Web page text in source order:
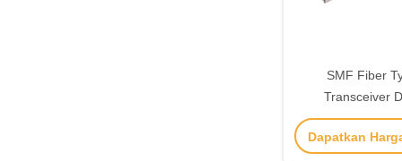
SMF Fiber
Transceiver
OSFP/TOS-
dengan
Dapatkan